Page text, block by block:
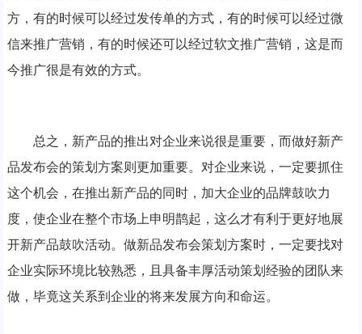
方，有的时候可以经过发传单的方式，有的时候可以经过微
信来推广营销，有的时候还可以经过软文推广营销，这是而
今推广很是有效的方式。
总之，新产品的推出对企业来说很是重要，而做好新产
品发布会的策划方案则更加重要。对企业来说，一定要抓住
这个机会，在推出新产品的同时，加大企业的品牌鼓吹力
度，使企业在整个市场上申明鹊起，这么才有利于更好地展
开新产品鼓吹活动。做新品发布会策划方案时，一定要找对
企业实际环境比较熟悉，且具备丰厚活动策划经验的团队来
做，毕竟这关系到企业的将来发展方向和命运。